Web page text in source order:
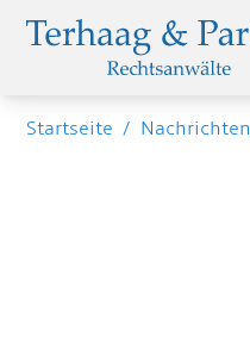
Startseite / Nachrichten